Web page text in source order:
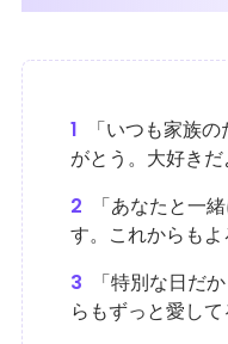
1
「いつも家族
がとう。大好きだ
2
「あなたと一
す。これからもよ
3
「特別な日だ
らもずっと愛して